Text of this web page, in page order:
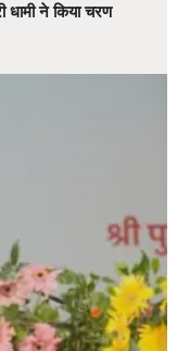
धामी ने किया चरण